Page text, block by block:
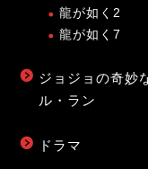
龍が如く2
龍が如く7
ジョジョの奇妙
ル・ラン
ドラマ